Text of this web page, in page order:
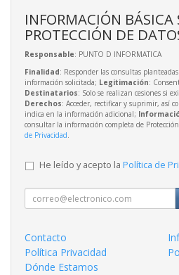
INFORMACIÓN BÁSICA
PROTECCIÓN DE
Responsable: PUNTO D INFORMATICA
Finalidad: Responder las consultas
información solicitada; Legitimación:
Destinatarios: Solo se realizan cesiones si
Derechos: Acceder, rectificar y suprimir, así
indica en la información adicional;
consultar la información completa de
de Privacidad.
He leído y acepto la Política de
Contacto
Política Privacidad
Dónde Estamos